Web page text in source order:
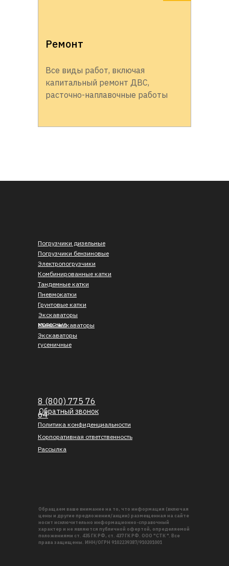
Ремонт
Все виды работ, включая
капитальный ремонт ДВС,
расточно-наплавочные работы
Обращаем ваше внимание на то, что информация (включая
цены и другие предложения/акции) размещенная на сайте
носит исключительно информационно-справочный
характер и не являются публичной офертой, определяемой
положениями ст. 435 ГК РФ, ст. 437 ГК РФ. ООО "СТК ". Все
права защищены. ИНН/ОГРН 9102239387/910201001
Погрузчики дизельные
Погрузчики бензиновые
Электропогрузчики
Экскаваторы
колесные
Обратный звонок
Экскаваторы
гусеничные
Мини-экскаваторы
Комбинированные катки
Грунтовые катки
Тандемные катки
Пневмокатки
Корпоративная ответственность
Рассылка
8 (800) 775 76
64
Политика конфиденциальности